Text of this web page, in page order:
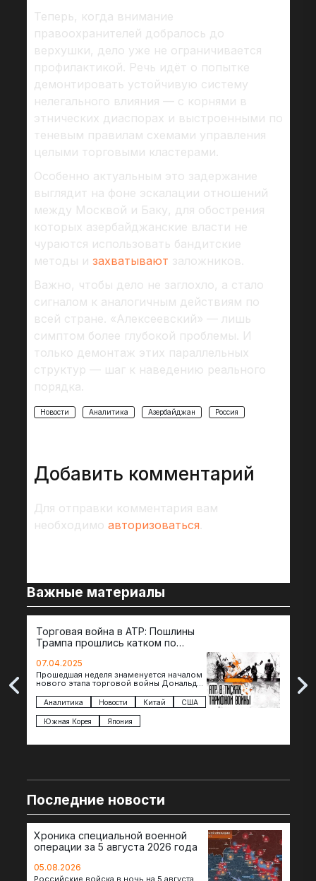
Теперь, когда внимание
правоохранителей добралось до
верхушки, дело уже не ограничивается
профилактикой. Речь идёт о попытке
демонтировать устойчивую систему
нелегального влияния — с корнями в
этнических диаспорах и выстроенными по
теневым правилам схемами управления
целыми торговыми кластерами.
Особенно актуальным это задержание
выглядит на фоне эскалации отношений
между Москвой и Баку, для обострения
которых азербайджанские власти не
чураются использовать бандитские
методы и захватывают заложников.
Важно, чтобы дело не заглохло, а стало
сигналом к аналогичным действиям по
всей стране. «Алексеевский» — лишь
симптом более глубокой проблемы. И
только демонтаж этих параллельных
структур — шаг к наведению реального
порядка.
Новости Аналитика Азербайджан Россия
Добавить комментарий
Для отправки комментария вам
необходимо авторизоваться.
Важные материалы
Торговая война в АТР: Пошлины
Трампа прошлись катком по
07.04.2025
Прошедшая неделя знаменуется началом
нового этапа торговой войны Дональда
импорта из более 100 стран…
Аналитика Новости Китай США
Южная Корея Япония
The
Последние новости
Хроника специальной военной
операции за 5 августа 2026 года
05.08.2026
Российские войска в ночь на 5 августа